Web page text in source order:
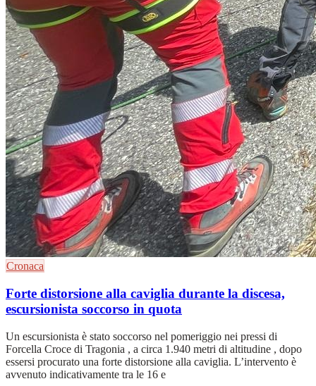
Cronaca
Forte distorsione alla caviglia durante la discesa,
escursionista soccorso in quota
Un escursionista è stato soccorso nel pomeriggio nei pressi di
Forcella Croce di Tragonia , a circa 1.940 metri di altitudine , dopo
essersi procurato una forte distorsione alla caviglia. L’intervento è
avvenuto indicativamente tra le 16 e